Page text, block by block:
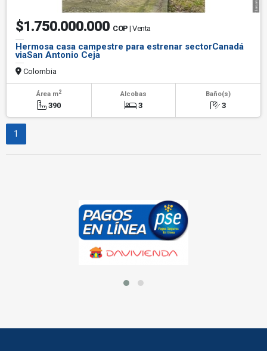
$1.750.000.000 COP | Venta
Hermosa casa campestre para estrenar sectorCanadá
viaSan Antonio Ceja
Colombia
Área m2
390
Alcobas
3
Baño(s)
3
1